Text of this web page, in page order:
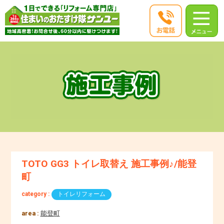
TOTO GG3 トイレ取替え 施工事例♪/能登
町
category : トイレリフォーム
area : 能登町